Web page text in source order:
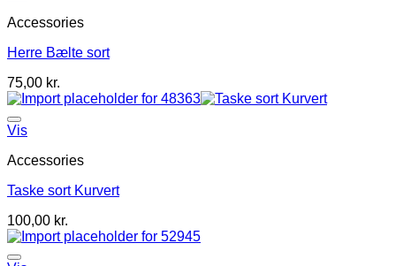
Accessories
Herre Bælte sort
75,00 kr.
Vis
Accessories
Taske sort Kurvert
100,00 kr.